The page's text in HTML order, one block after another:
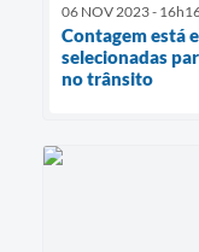
06 NOV 2023 -
Contagem está
selecionadas
no trânsito